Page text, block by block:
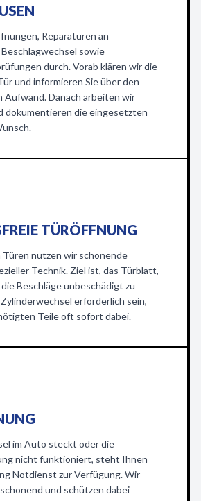
Reparaturen an
sowie
durch. Vorab klären wir die
und informieren Sie über den
Aufwand. Danach arbeiten wir
dokumentieren die eingesetzten
TÜRÖFFNUNG
Türen nutzen wir schonende
Technik. Ziel ist, das Türblatt,
Beschläge unbeschädigt zu
erforderlich sein,
Teile oft sofort dabei.
im Auto steckt oder die
nicht funktioniert, steht Ihnen
Notdienst zur Verfügung. Wir
und schützen dabei